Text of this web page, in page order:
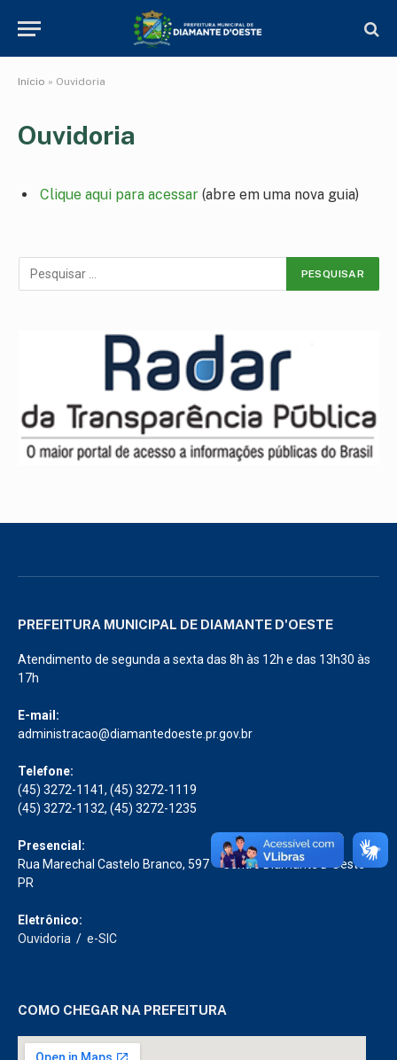
Início » Ouvidoria
Ouvidoria
Clique aqui para acessar (abre em uma nova guia)
PREFEITURA MUNICIPAL DE DIAMANTE D'OESTE
Atendimento de segunda a sexta das 8h às 12h e das 13h30 às
17h
E-mail:
administracao@diamantedoeste.pr.gov.br
Telefone:
(45) 3272-1141, (45) 3272-1119
(45) 3272-1132, (45) 3272-1235
Presencial:
Rua Marechal Castelo Branco, 597 – Centro Diamante D’Oeste –
PR
Eletrônico:
Ouvidoria / e-SIC
COMO CHEGAR NA PREFEITURA